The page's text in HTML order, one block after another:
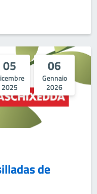
PES: "MEMORIE DI
05
2025
06
Gennaio
2026
de